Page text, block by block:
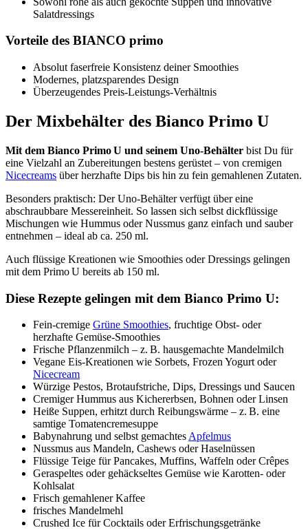
Salatdressings
Vorteile des BIANCO primo
Absolut faserfreie Konsistenz deiner Smoothies
Modernes, platzsparendes Design
Überzeugendes Preis-Leistungs-Verhältnis
Der Mixbehälter des Bianco Primo U
Mit dem Bianco Primo U und seinem Uno-Behälter bist Du für
eine Vielzahl an Zubereitungen bestens gerüstet – von cremigen
Nicecreams über herzhafte Dips bis hin zu fein gemahlenen Zutaten.
Besonders praktisch: Der Uno-Behälter verfügt über eine
abschraubbare Messereinheit. So lassen sich selbst dickflüssige
Mischungen wie Hummus oder Nussmus ganz einfach und sauber
entnehmen – ideal ab ca. 250 ml.
Auch flüssige Kreationen wie Smoothies oder Dressings gelingen
mit dem Primo U bereits ab 150 ml.
Diese Rezepte gelingen mit dem Bianco Primo U:
Fein-cremige Grüne Smoothies, fruchtige Obst- oder
herzhafte Gemüse-Smoothies
Frische Pflanzenmilch – z. B. hausgemachte Mandelmilch
Vegane Eis-Kreationen wie Sorbets, Frozen Yogurt oder
Nicecream
Würzige Pestos, Brotaufstriche, Dips, Dressings und Saucen
Cremiger Hummus aus Kichererbsen, Bohnen oder Linsen
Heiße Suppen, erhitzt durch Reibungswärme – z. B. eine
samtige Tomatencremesuppe
Babynahrung und selbst gemachtes Apfelmus
Nussmus aus Mandeln, Cashews oder Haselnüssen
Flüssige Teige für Pancakes, Muffins, Waffeln oder Crêpes
Geraspeltes oder gehäckseltes Gemüse wie Karotten- oder
Kohlsalat
Frisch gemahlener Kaffee
frisches Mandelmehl
Crushed Ice für Cocktails oder Erfrischungsgetränke